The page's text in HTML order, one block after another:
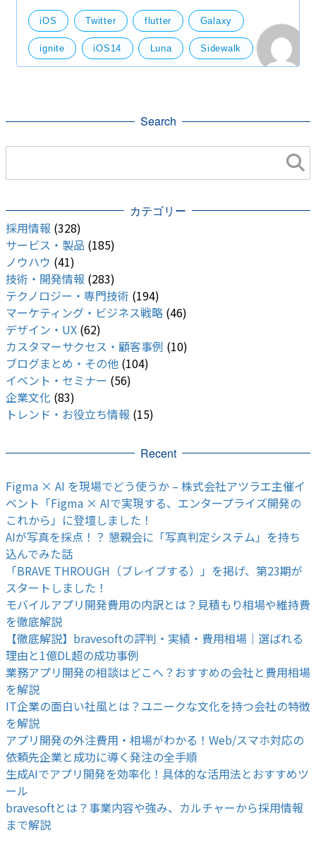
ベント感が少し弱いですが、例年とは違う新たなイベ
ン
iOS Twitter flutter Galaxy
ignite iOS14 Luna Sidewalk
Search
カテゴリー
採用情報 (328)
サービス・製品 (185)
ノウハウ (41)
技術・開発情報 (283)
テクノロジー・専門技術 (194)
マーケティング・ビジネス戦略 (46)
デザイン・UX (62)
カスタマーサクセス・顧客事例 (10)
ブログまとめ・その他 (104)
イベント・セミナー (56)
企業文化 (83)
トレンド・お役立ち情報 (15)
Recent
Figma × AI を現場でどう使うか – 株式会社アツラエ主催イ
ベント「Figma × AIで実現する、エンタープライズ開発の
これから」に登壇しました！
AIが写真を採点！？ 懇親会に「写真判定システム」を持ち
込んでみた話
「BRAVE THROUGH（ブレイブする）」を掲げ、第23期が
スタートしました！
モバイルアプリ開発費用の内訳とは？見積もり相場や維持費
を徹底解説
【徹底解説】bravesoftの評判・実績・費用相場｜選ばれる
理由と1億DL超の成功事例
業務アプリ開発の相談はどこへ？おすすめの会社と費用相場
を解説
IT企業の面白い社風とは？ユニークな文化を持つ会社の特徴
を解説
アプリ開発の外注費用・相場がわかる！Web/スマホ対応の
依頼先企業と成功に導く発注の全手順
生成AIでアプリ開発を効率化！具体的な活用法とおすすめツ
ール
bravesoftとは？事業内容や強み、カルチャーから採用情報
まで解説